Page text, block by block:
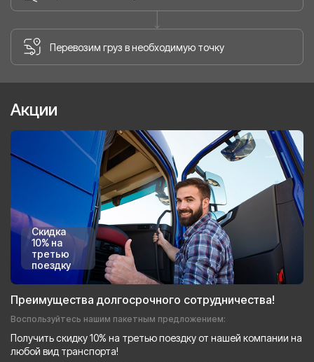
Перевозим груз в необходимую точку
Акции
Скидка
10% на
третью
поездку
Преимущества долгосрочного сотрудничества!
Воспользуйтесь нашим пакетным предложением:
Получить скидку 10% на третью поездку от нашей компании на
любой вид транспорта!